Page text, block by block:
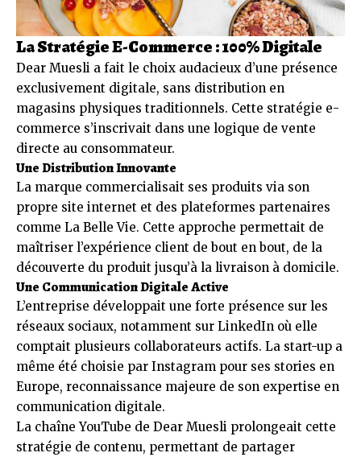
La Stratégie E-Commerce : 100% Digitale
Dear Muesli a fait le choix audacieux d’une présence
exclusivement digitale, sans distribution en
magasins physiques traditionnels. Cette stratégie e-
commerce s’inscrivait dans une logique de vente
directe au consommateur.
Une Distribution Innovante
La marque commercialisait ses produits via son
propre site internet et des plateformes partenaires
comme La Belle Vie. Cette approche permettait de
maîtriser l’expérience client de bout en bout, de la
découverte du produit jusqu’à la livraison à domicile.
Une Communication Digitale Active
L’entreprise développait une forte présence sur les
réseaux sociaux, notamment sur LinkedIn où elle
comptait plusieurs collaborateurs actifs. La start-up a
même été choisie par Instagram pour ses stories en
Europe, reconnaissance majeure de son expertise en
communication digitale.
La chaîne YouTube de Dear Muesli prolongeait cette
stratégie de contenu, permettant de partager